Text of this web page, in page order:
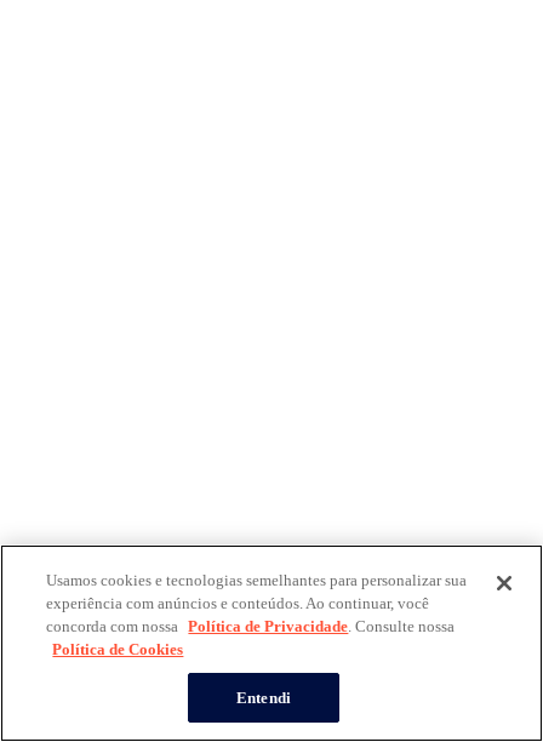
Usamos cookies e tecnologias semelhantes para personalizar sua
experiência com anúncios e conteúdos. Ao continuar, você
concorda com nossa Política de Privacidade. Consulte nossa
Política de Cookies
Entendi